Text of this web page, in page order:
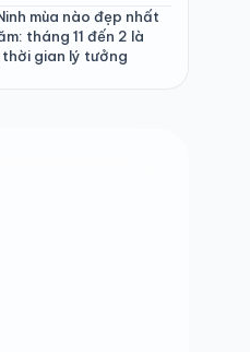
mùa nào đẹp nhất
tháng 11 đến 2 là
gian lý tưởng